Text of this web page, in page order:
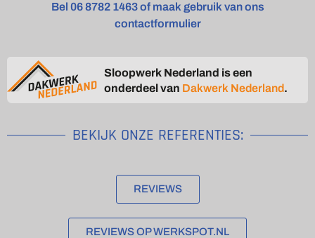
Bel 06 8782 1463 of maak gebruik van ons
contactformulier
Sloopwerk Nederland is een
onderdeel van Dakwerk Nederland.
BEKIJK ONZE REFERENTIES:
REVIEWS
REVIEWS OP WERKSPOT.NL